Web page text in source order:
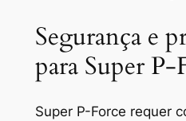
Segurança e
para Super P-
Super P-Force requer